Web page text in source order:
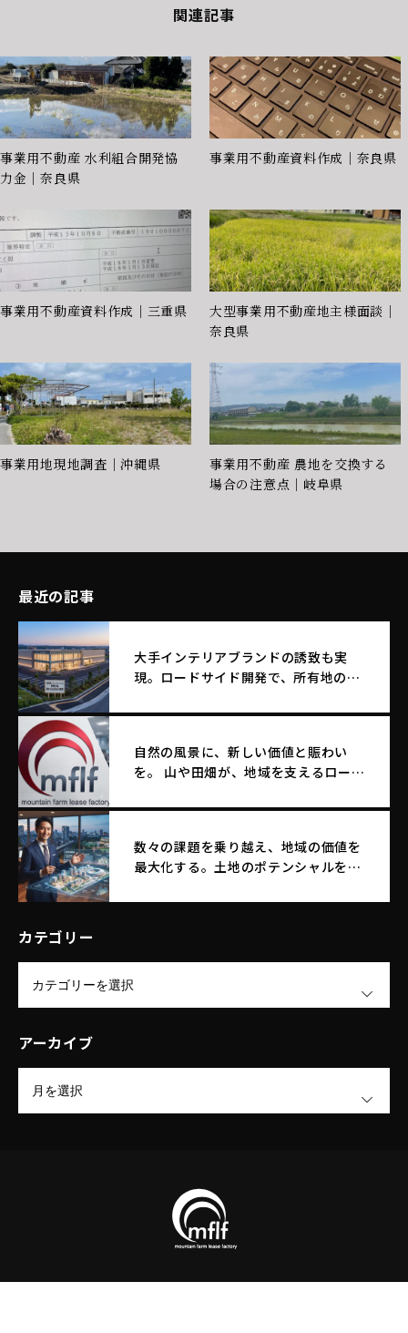
関連記事
事業用不動産 水利組合開発協
力金｜奈良県
事業用不動産資料作成｜奈良県
事業用不動産資料作成｜三重県
大型事業用不動産地主様面談｜
奈良県
事業用地現地調査｜沖縄県
事業用不動産 農地を交換する
場合の注意点｜岐阜県
最近の記事
大手インテリアブランドの誘致も実
現。ロードサイド開発で、所有地のポ
自然の風景に、新しい価値と賑わい
を。 山や田畑が、地域を支えるロード
数々の課題を乗り越え、地域の価値を
最大化する。土地のポテンシャルを引
リー株式会社
カテゴリー
アーカイブ